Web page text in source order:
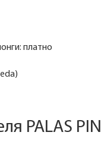
платно
PALAS